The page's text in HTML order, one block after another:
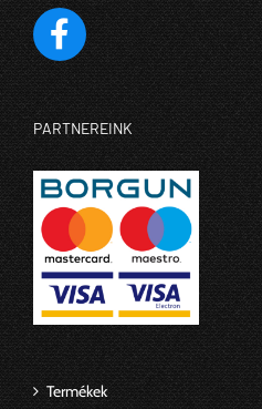
PARTNEREINK
Termékek